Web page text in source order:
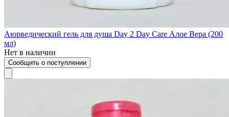
Аюрведический гель для душа Day 2 Day Care Алое Вера (200
мл)
Нет в наличии
Сообщить о поступлении